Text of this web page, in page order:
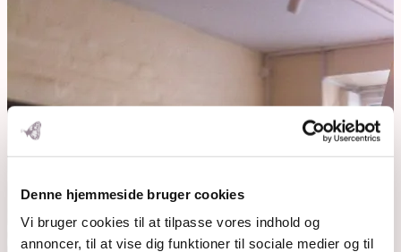
Denne hjemmeside bruger cookies
Vi bruger cookies til at tilpasse vores indhold og
annoncer, til at vise dig funktioner til sociale medier og til